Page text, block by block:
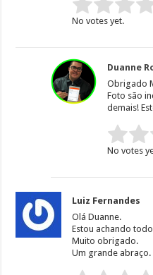
Rate this item:
No votes yet.
Duanne
Obrigado
Foto são
demais!
Rate this
No votes
Luiz Fernandes
Olá Duanne.
Estou achando
Muito obrigado.
Um grande abraço.